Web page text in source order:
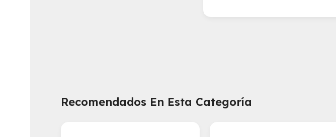
Recomendados En Esta Categoría